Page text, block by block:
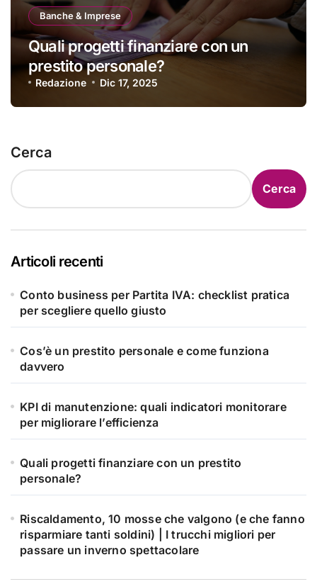
Banche & Imprese
Quali progetti finanziare con un
prestito personale?
Redazione Dic 17, 2025
Cerca
Cerca
Articoli recenti
Conto business per Partita IVA: checklist pratica
per scegliere quello giusto
Cos’è un prestito personale e come funziona
davvero
KPI di manutenzione: quali indicatori monitorare
per migliorare l’efficienza
Quali progetti finanziare con un prestito
personale?
Riscaldamento, 10 mosse che valgono (e che fanno
risparmiare tanti soldini) | I trucchi migliori per
passare un inverno spettacolare